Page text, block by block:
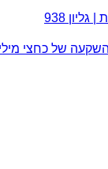
938
של כחצי